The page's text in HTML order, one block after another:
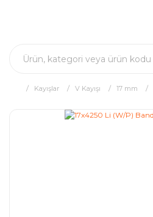
Kayışlar V Kayışı 17 mm